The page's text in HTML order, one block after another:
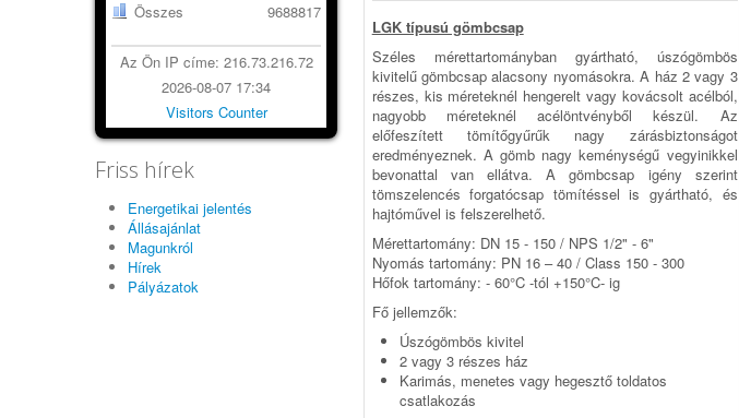
Összes
9688817
Az Ön IP címe: 216.73.216.72
2026-08-07 17:34
Visitors Counter
Friss hírek
Energetikai jelentés
Állásajánlat
Magunkról
Hírek
Pályázatok
LGK típusú gömbcsap
Széles mérettartományban gyártható, úszógömbös
kivitelű gömbcsap alacsony nyomásokra. A ház 2 vagy 3
részes, kis méreteknél hengerelt vagy kovácsolt acélból,
nagyobb mére­teknél acélöntvényből készül. Az
előfeszített tömítőgyűrűk nagy zárásbiztonságot
eredményeznek. A gömb nagy ke­mény­ségű vegyinikkel
bevonattal van ellátva. A gömbcsap igény szerint
tömszelencés forgatócsap tömítéssel is gyárt­ható, és
hajtóművel is felszerelhető.
Mérettartomány: DN 15 - 150 / NPS 1/2" - 6"
Nyomás tartomány: PN 16 – 40 / Class 150 - 300
Hőfok tartomány: - 60°C -tól +150°C- ig
Fő jellemzők:
Úszógömbös kivitel
2 vagy 3 részes ház
Karimás, menetes vagy hegesztő toldatos
csatlakozás